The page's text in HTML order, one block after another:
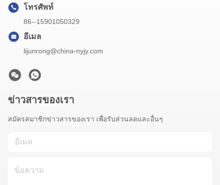
โทรศัพท์
86--15901050329
อีเมล
lijunrong@china-nyjy.com
ข่าวสารของเรา
สมัครสมาชิกข่าวสารของเรา เพื่อรับส่วนลดและอื่นๆ